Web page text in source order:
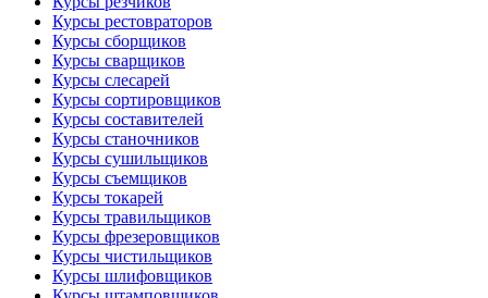
Курсы рестовраторов
Курсы сборщиков
Курсы сварщиков
Курсы слесарей
Курсы сортировщиков
Курсы составителей
Курсы станочников
Курсы сушильщиков
Курсы съемщиков
Курсы токарей
Курсы травильщиков
Курсы фрезеровщиков
Курсы чистильщиков
Курсы шлифовщиков